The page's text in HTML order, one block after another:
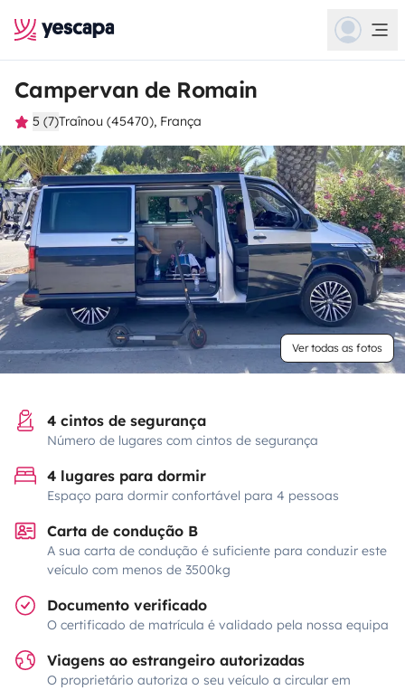
Campervan de Romain
5 (7)Traînou (45470), França
Ver todas as fotos
4 cintos de segurança
Número de lugares com cintos de segurança
4 lugares para dormir
Espaço para dormir confortável para 4 pessoas
Carta de condução B
A sua carta de condução é suficiente para conduzir este
veículo com menos de 3500kg
Documento verificado
O certificado de matrícula é validado pela nossa equipa
Viagens ao estrangeiro autorizadas
O proprietário autoriza o seu veículo a circular em